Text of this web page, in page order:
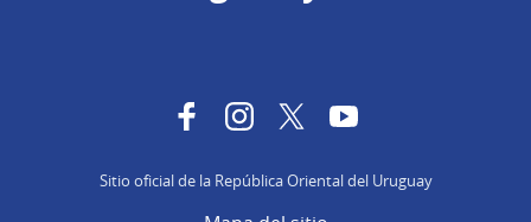
FacebookInstagram
TwitterYouTube
Sitio oficial de la República Oriental del Uruguay